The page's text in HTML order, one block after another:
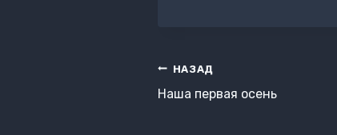
Навигация
по
НАЗАД
Наша первая осень